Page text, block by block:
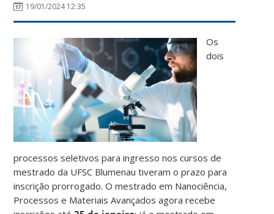
19/01/2024 12:35
Os
dois
processos seletivos para ingresso nos cursos de
mestrado da UFSC Blumenau tiveram o prazo para
inscrição prorrogado. O mestrado em Nanociência,
Processos e Materiais Avançados agora recebe